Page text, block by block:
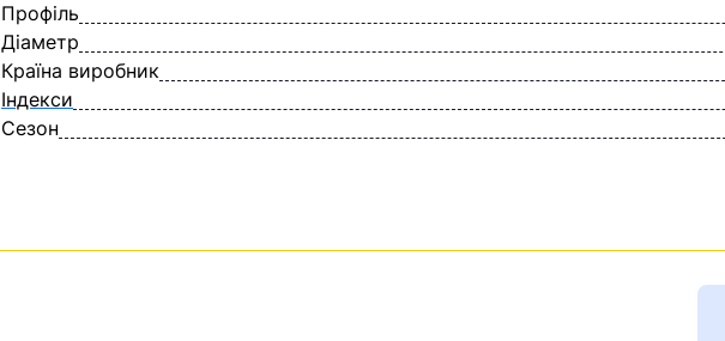
Профіль
Діаметр
Країна виробник
Індекси
Сезон